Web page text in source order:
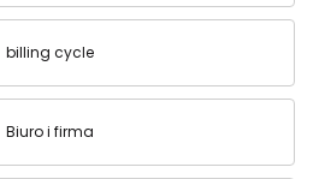
billing cycle
Biuro i firma